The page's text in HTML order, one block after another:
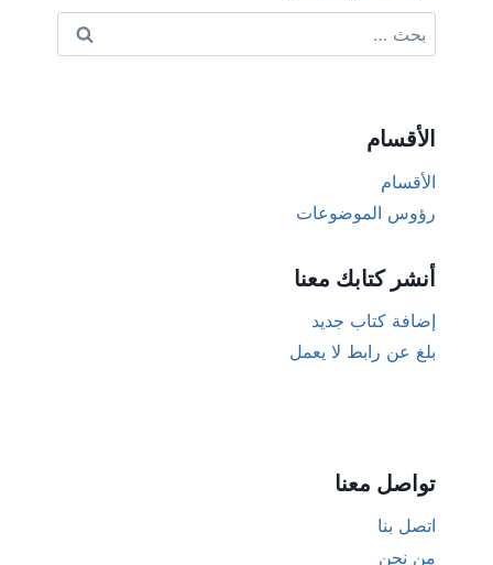
عن:
الأقسام
الأقسام
رؤوس الموضوعات
أنشر كتابك معنا
إضافة كتاب جديد
بلغ عن رابط لا يعمل
تواصل معنا
اتصل بنا
من نحن